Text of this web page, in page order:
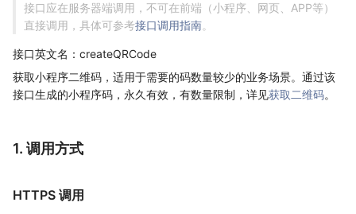
接口应在服务器端调用，不可在前端（小程序、网页、APP等）
直接调用，具体可参考接口调用指南。
接口英文名：createQRCode
获取小程序二维码，适用于需要的码数量较少的业务场景。通过该
接口生成的小程序码，永久有效，有数量限制，详见获取二维码。
1. 调用方式
HTTPS 调用